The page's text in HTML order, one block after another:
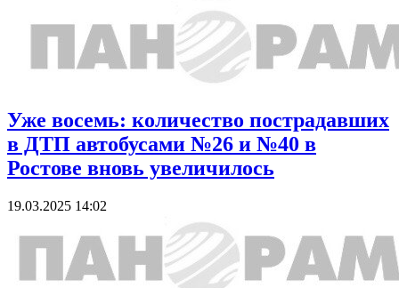
Уже восемь: количество пострадавших
в ДТП автобусами №26 и №40 в
Ростове вновь увеличилось
19.03.2025 14:02